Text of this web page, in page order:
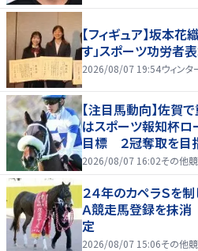
【フィギュア】坂本
す」スポーツ功労
2026/08/07 19:54ウィン
【注目馬動向】佐賀
はスポーツ報知杯ロ
目標 ２冠奪取を目
2026/08/07 16:02その他
２４年のカペラＳを
Ａ競走馬登録を抹
定
2026/08/07 15:06その他